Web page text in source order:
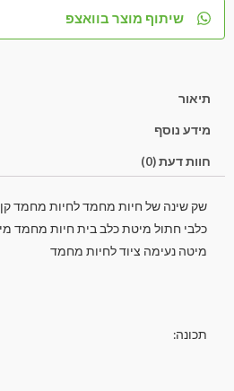
שיתוף מוצר בוואצפ
תיאור
מידע נוסף
חוות דעת (0)
שק שינה של חיות מחמד לחיות מחמד
כלבי חתול מיטת כלב בית חיות מחמד
מיטה נעימה ציוד לחיות מחמד
תכונה: